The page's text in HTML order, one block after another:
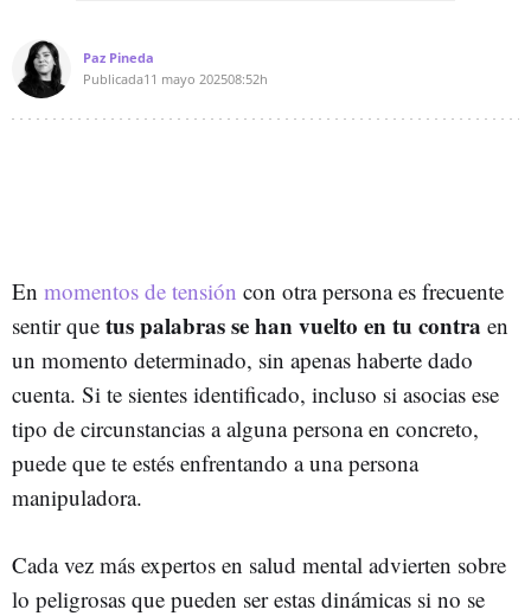
Paz Pineda
Publicada11 mayo 202508:52h
En momentos de tensión con otra persona es frecuente
sentir que tus palabras se han vuelto en tu contra en
un momento determinado, sin apenas haberte dado
cuenta. Si te sientes identificado, incluso si asocias ese
tipo de circunstancias a alguna persona en concreto,
puede que te estés enfrentando a una persona
manipuladora.
Cada vez más expertos en salud mental advierten sobre
lo peligrosas que pueden ser estas dinámicas si no se